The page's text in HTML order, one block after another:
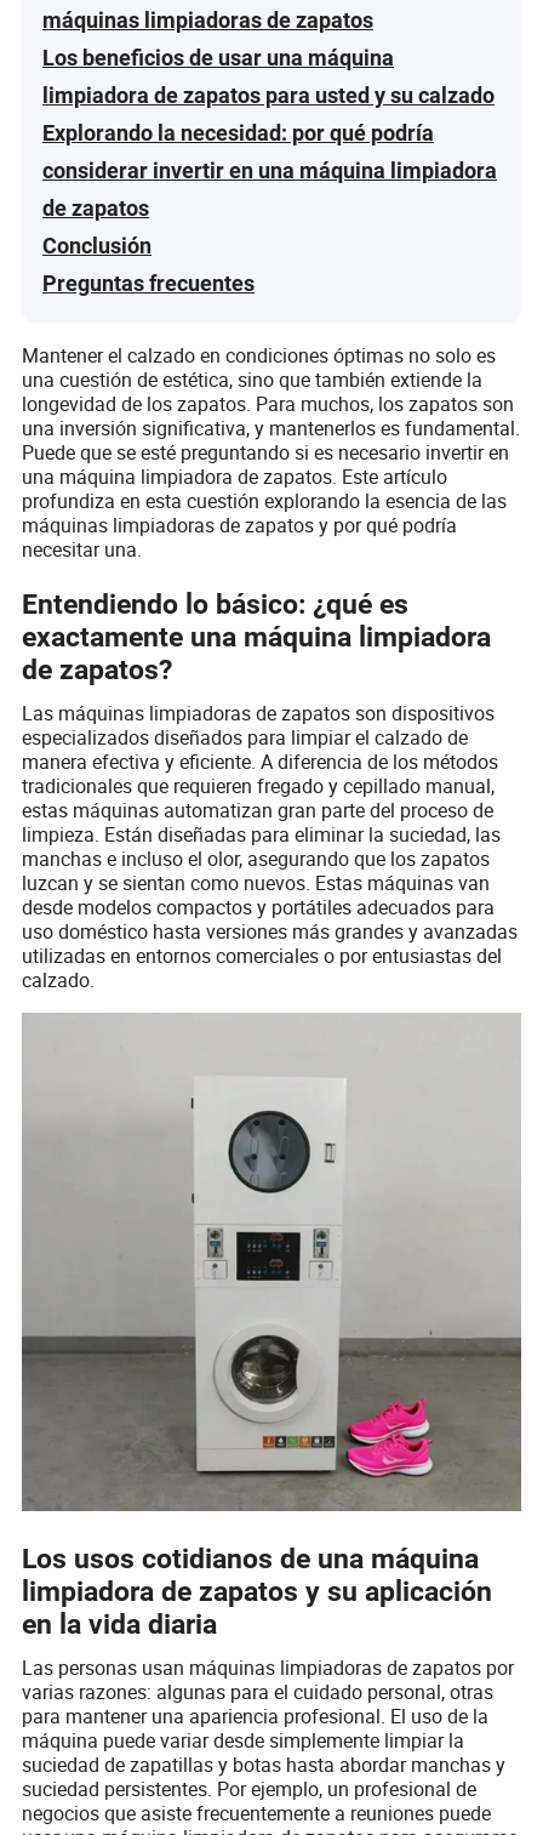
máquinas limpiadoras de zapatos
Los beneficios de usar una máquina
limpiadora de zapatos para usted y su calzado
Explorando la necesidad: por qué podría
considerar invertir en una máquina limpiadora
de zapatos
Conclusión
Preguntas frecuentes
Mantener el calzado en condiciones óptimas no solo es
una cuestión de estética, sino que también extiende la
longevidad de los zapatos. Para muchos, los zapatos son
una inversión significativa, y mantenerlos es fundamental.
Puede que se esté preguntando si es necesario invertir en
una máquina limpiadora de zapatos. Este artículo
profundiza en esta cuestión explorando la esencia de las
máquinas limpiadoras de zapatos y por qué podría
necesitar una.
Entendiendo lo básico: ¿qué es
exactamente una máquina limpiadora
de zapatos?
Las máquinas limpiadoras de zapatos son dispositivos
especializados diseñados para limpiar el calzado de
manera efectiva y eficiente. A diferencia de los métodos
tradicionales que requieren fregado y cepillado manual,
estas máquinas automatizan gran parte del proceso de
limpieza. Están diseñadas para eliminar la suciedad, las
manchas e incluso el olor, asegurando que los zapatos
luzcan y se sientan como nuevos. Estas máquinas van
desde modelos compactos y portátiles adecuados para
uso doméstico hasta versiones más grandes y avanzadas
utilizadas en entornos comerciales o por entusiastas del
calzado.
Los usos cotidianos de una máquina
limpiadora de zapatos y su aplicación
en la vida diaria
Las personas usan máquinas limpiadoras de zapatos por
varias razones: algunas para el cuidado personal, otras
para mantener una apariencia profesional. El uso de la
máquina puede variar desde simplemente limpiar la
suciedad de zapatillas y botas hasta abordar manchas y
suciedad persistentes. Por ejemplo, un profesional de
negocios que asiste frecuentemente a reuniones puede